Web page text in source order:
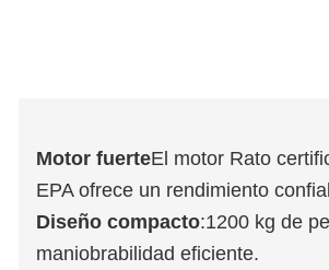
Motor fuerteEl motor Rato
EPA ofrece un rendimiento
Diseño compacto:1200 kg de
maniobrabilidad eficiente.